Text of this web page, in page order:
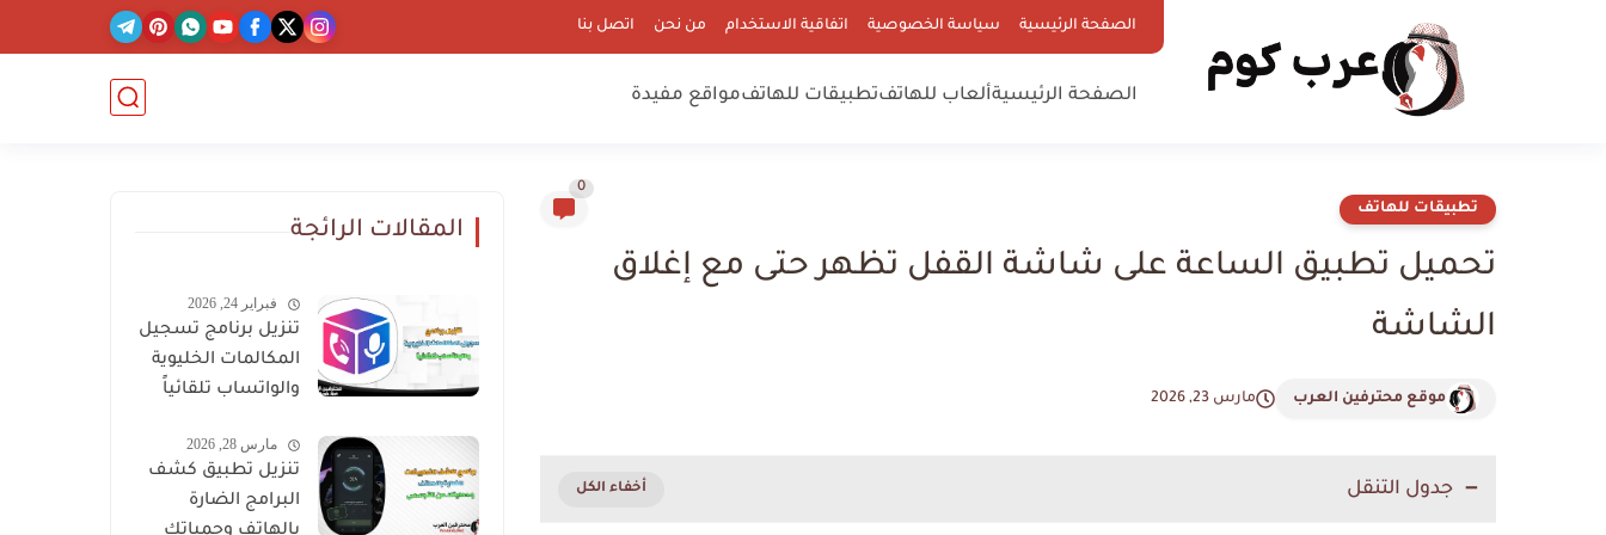
الصفحة الرئيسية سياسة الخصوصية اتفاقية الاستخدام من نحن اتصل بنا
الصفحة الرئيسيةألعاب للهاتفتطبيقات للهاتفمواقع مفيدة
تطبيقات للهاتف
0
تحميل تطبيق الساعة على شاشة القفل تظهر حتى مع إغلاق
الشاشة
موقع محترفين العرب مارس 23, 2026
جدول التنقل
المقالات الرائجة
فبراير 24, 2026
تنزيل برنامج تسجيل
المكالمات الخليوية
والواتساب تلقائياً
مارس 28, 2026
تنزيل تطبيق كشف
البرامج الضارة